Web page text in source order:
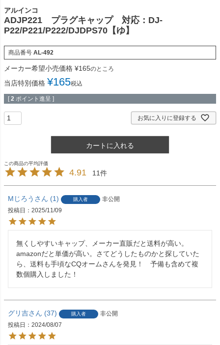
アルインコ
ADJP221 プラグキャップ 対応：DJ-
P22/P221/P222/DJDPS70【ゆ】
商品番号 AL-492
メーカー希望小売価格 ¥165のところ
当店特別価格 ¥165税込
[ 2 ポイント進呈 ]
お気に入りに登録する
カートに入れる
4.91 11
Mじろう 1 購入者
非公開
投稿日
2025/11/09
無くしやすいキャップ、メーカー直販だと送料が高い。
amazonだと単価が高い。さてどうしたものかと探していた
ら、送料も手頃なCQオームさんを発見！　予備も含めて複
数個購入しました！
グリ吉 37 購入者
非公開
投稿日
2024/08/07